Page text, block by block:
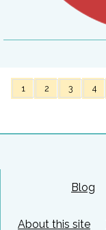
1 2 3 4
Blog
About this site